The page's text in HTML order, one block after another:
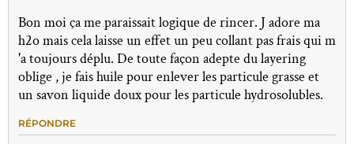
Bon moi ça me paraissait logique de rincer. J adore ma
h2o mais cela laisse un effet un peu collant pas frais qui m
'a toujours déplu. De toute façon adepte du layering
oblige , je fais huile pour enlever les particule grasse et
un savon liquide doux pour les particule hydrosolubles.
RÉPONDRE